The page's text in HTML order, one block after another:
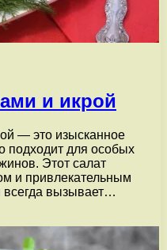
и икрой
— это изысканное
подходит для особых
Этот салат
и привлекательным
вызывает…